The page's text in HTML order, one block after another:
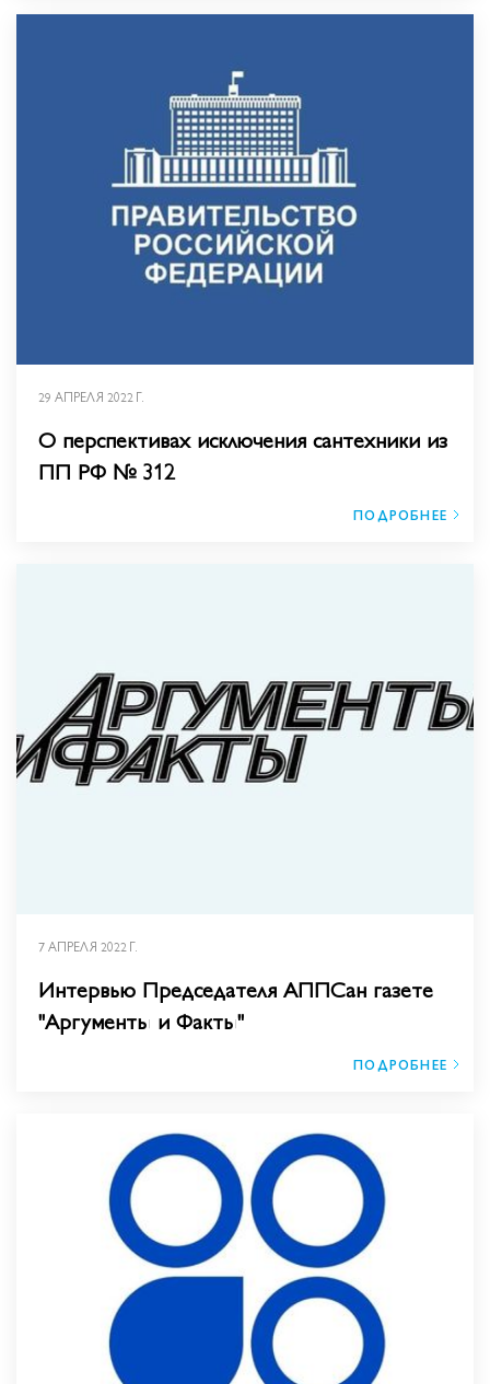
29 АПРЕЛЯ 2022 Г.
О перспективах исключения сантехники из
ПП РФ № 312
ПОДРОБНЕЕ
7 АПРЕЛЯ 2022 Г.
Интервью Председателя АППСан газете
"Аргументы и Факты"
ПОДРОБНЕЕ